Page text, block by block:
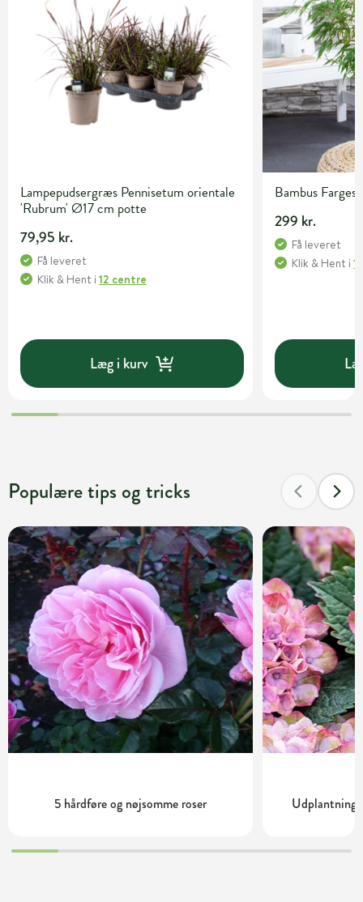
Lampepudsergræs Pennisetum orientale
'Rubrum' Ø17 cm potte
79,95 kr.
Få leveret
Klik & Hent i 12 centre
Læg i kurv
Bambus
299 kr.
Få leveret
Klik & Hent i
Populære tips og tricks
5 hårdføre og nøjsomme roser Udplantning